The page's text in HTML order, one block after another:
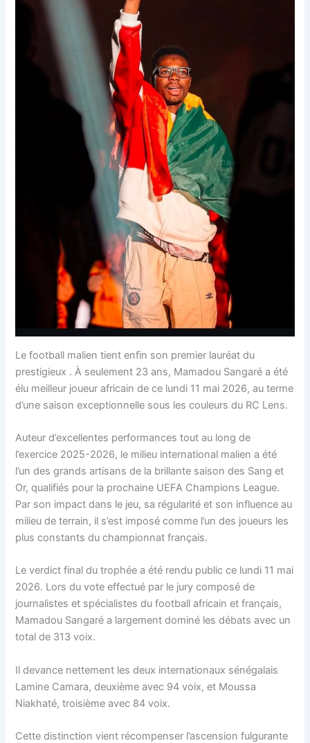
Le football malien tient enfin son premier lauréat du
prestigieux . À seulement 23 ans, Mamadou Sangaré a été
élu meilleur joueur africain de ce lundi 11 mai 2026, au terme
d’une saison exceptionnelle sous les couleurs du RC Lens.
Auteur d’excellentes performances tout au long de
l’exercice 2025-2026, le milieu international malien a été
l’un des grands artisans de la brillante saison des Sang et
Or, qualifiés pour la prochaine UEFA Champions League.
Par son impact dans le jeu, sa régularité et son influence au
milieu de terrain, il s’est imposé comme l’un des joueurs les
plus constants du championnat français.
Le verdict final du trophée a été rendu public ce lundi 11 mai
2026. Lors du vote effectué par le jury composé de
journalistes et spécialistes du football africain et français,
Mamadou Sangaré a largement dominé les débats avec un
total de 313 voix.
Il devance nettement les deux internationaux sénégalais
Lamine Camara, deuxième avec 94 voix, et Moussa
Niakhaté, troisième avec 84 voix.
Cette distinction vient récompenser l’ascension fulgurante